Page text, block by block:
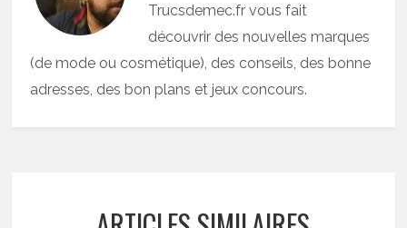
Trucsdemec.fr vous fait
découvrir des nouvelles marques
(de mode ou cosmétique), des conseils, des bonne
adresses, des bon plans et jeux concours.